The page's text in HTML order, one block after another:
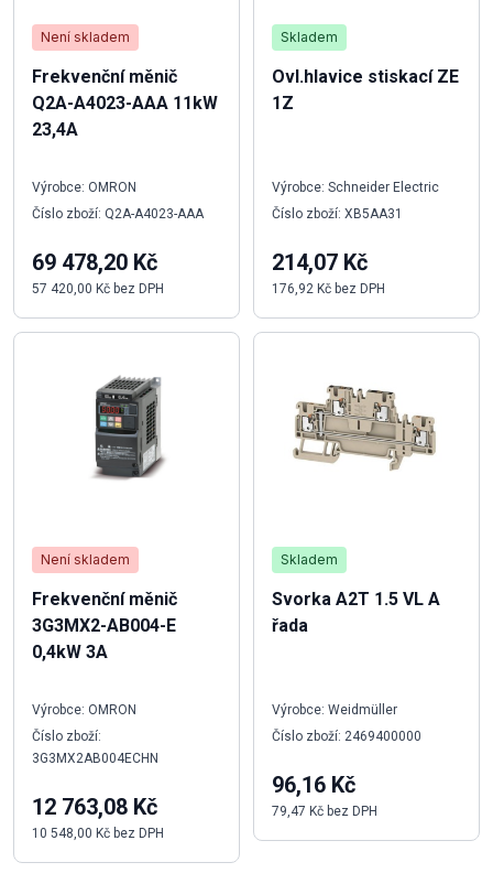
Není skladem
Frekvenční měnič
Q2A-A4023-AAA 11kW
23,4A
Výrobce: OMRON
Číslo zboží: Q2A-A4023-AAA
69 478,20 Kč
57 420,00 Kč bez DPH
Není skladem
Frekvenční měnič
3G3MX2-AB004-E
0,4kW 3A
Výrobce: OMRON
Číslo zboží:
3G3MX2AB004ECHN
12 763,08 Kč
10 548,00 Kč bez DPH
Skladem
Ovl.hlavice stiskací ZE
1Z
Výrobce: Schneider Electric
Číslo zboží: XB5AA31
214,07 Kč
176,92 Kč bez DPH
Skladem
Svorka A2T 1.5 VL A
řada
Výrobce: Weidmüller
Číslo zboží: 2469400000
96,16 Kč
79,47 Kč bez DPH